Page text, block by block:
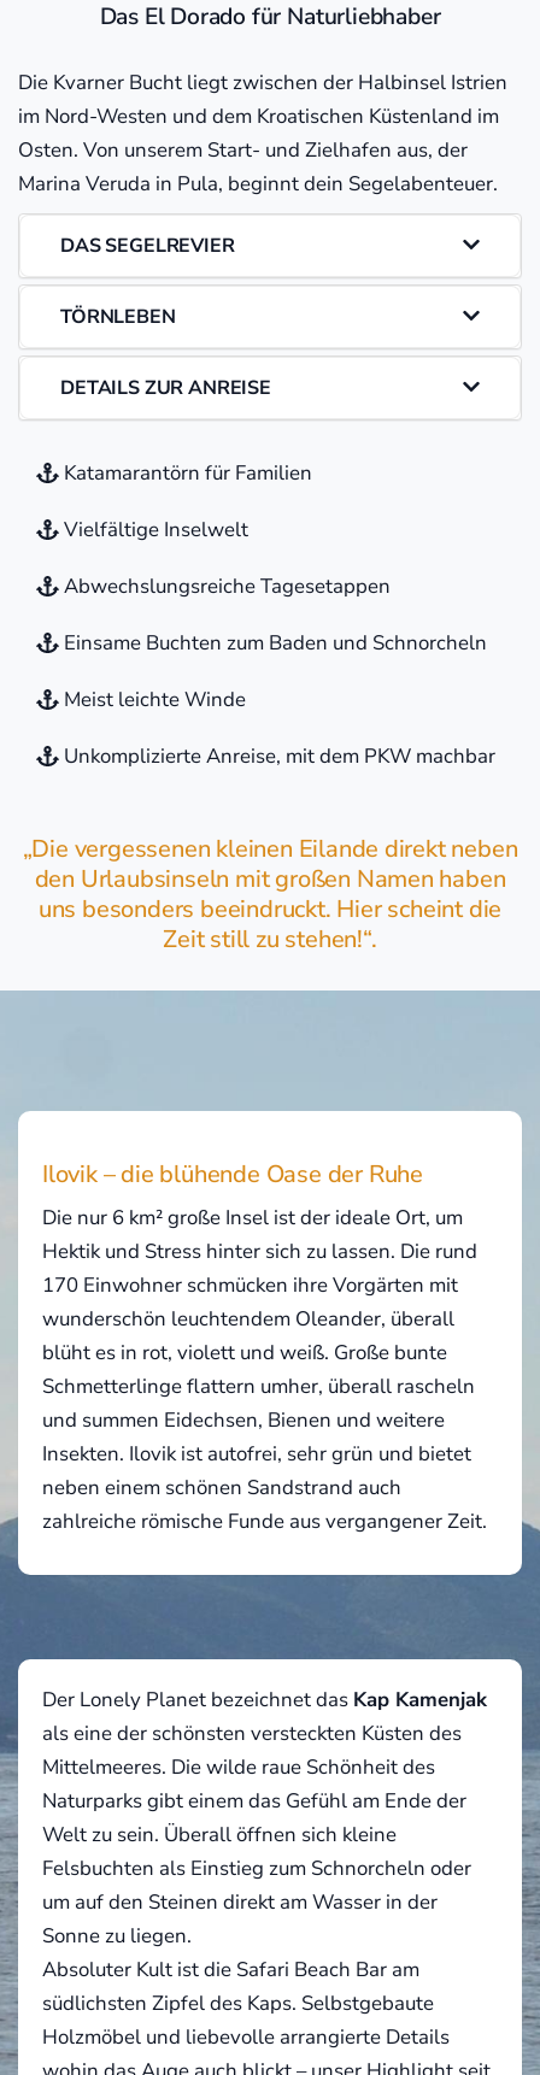
Das El Dorado für Naturliebhaber
Die Kvarner Bucht liegt zwischen der Halbinsel Istrien
im Nord-Westen und dem Kroatischen Küstenland im
Osten. Von unserem Start- und Zielhafen aus, der
Marina Veruda in Pula, beginnt dein Segelabenteuer.
DAS SEGELREVIER
TÖRNLEBEN
DETAILS ZUR ANREISE
Katamarantörn für Familien
Vielfältige Inselwelt
Abwechslungsreiche Tagesetappen
Einsame Buchten zum Baden und Schnorcheln
Meist leichte Winde
Unkomplizierte Anreise, mit dem PKW machbar
„Die vergessenen kleinen Eilande direkt neben
den Urlaubsinseln mit großen Namen haben
uns besonders beeindruckt. Hier scheint die
Zeit still zu stehen!“.
Ilovik – die blühende Oase der Ruhe
Die nur 6 km² große Insel ist der ideale Ort, um
Hektik und Stress hinter sich zu lassen. Die rund
170 Einwohner schmücken ihre Vorgärten mit
wunderschön leuchtendem Oleander, überall
blüht es in rot, violett und weiß. Große bunte
Schmetterlinge flattern umher, überall rascheln
und summen Eidechsen, Bienen und weitere
Insekten. Ilovik ist autofrei, sehr grün und bietet
neben einem schönen Sandstrand auch
zahlreiche römische Funde aus vergangener Zeit.
Der Lonely Planet bezeichnet das Kap Kamenjak
als eine der schönsten versteckten Küsten des
Mittelmeeres. Die wilde raue Schönheit des
Naturparks gibt einem das Gefühl am Ende der
Welt zu sein. Überall öffnen sich kleine
Felsbuchten als Einstieg zum Schnorcheln oder
um auf den Steinen direkt am Wasser in der
Sonne zu liegen.
Absoluter Kult ist die Safari Beach Bar am
südlichsten Zipfel des Kaps. Selbstgebaute
Holzmöbel und liebevolle arrangierte Details